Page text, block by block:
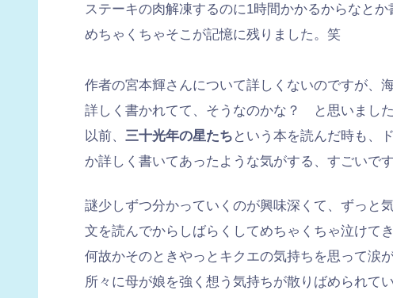
ステーキの肉解凍するのに1時間かかるからなと
めちゃくちゃそこが記憶に残りました。笑
作者の宮本輝さんについて詳しくないのですが、
詳しく書かれてて、そうなのかな？ と思いました
以前、 三十光年の星たち という本を読んだ時も、
か詳しく書いてあったような気がする、すごいです
謎少しずつ分かっていくのが興味深くて、ずっと
文を読んでからしばらくしてめちゃくちゃ泣けてき
何故かそのときやっとキクエの気持ちを思って涙
所々に母が娘を強く想う気持ちが散りばめられて